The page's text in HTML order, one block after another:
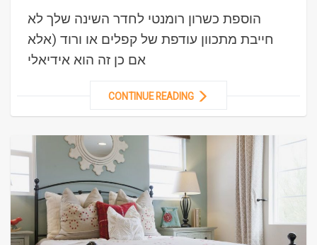
הוספת כשרון רומנטי לחדר השינה שלך לא
חייבת מתכוון עודפת של קפלים או ורוד (אלא
אם כן זה הוא אידיאלי
CONTINUE READING